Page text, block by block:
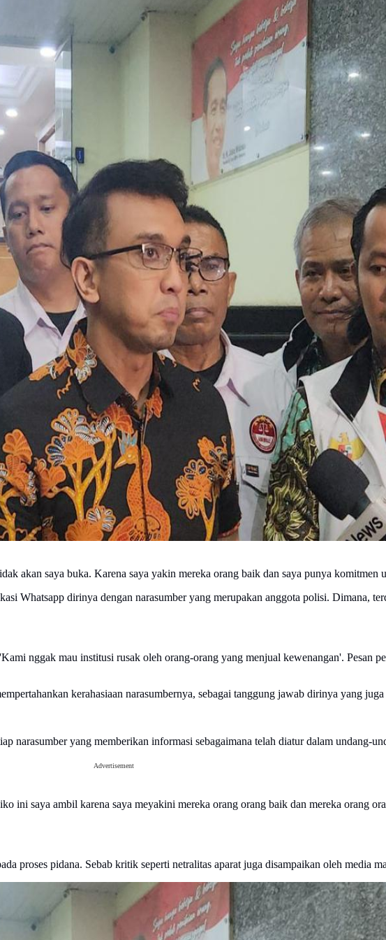
akan saya buka. Karena saya yakin mereka orang baik dan saya punya komitmen
Whatsapp dirinya dengan narasumber yang merupakan anggota polisi. Dimana,
nggak mau institusi rusak oleh orang-orang yang menjual kewenangan'. Pesan
kerahasiaan narasumbernya, sebagai tanggung jawab dirinya yang
narasumber yang memberikan informasi sebagaimana telah diatur dalam undang-
Advertisement
ini saya ambil karena saya meyakini mereka orang orang baik dan mereka orang
proses pidana. Sebab kritik seperti netralitas aparat juga disampaikan oleh media